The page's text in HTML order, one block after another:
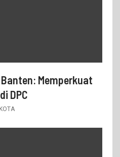
Memperkuat
DPC